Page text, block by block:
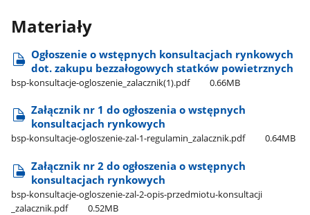
Materiały
Ogłoszenie o wstępnych konsultacjach rynkowych
dot. zakupu bezzałogowych statków powietrznych
bsp-konsultacje-ogloszenie​_zalacznik(1).pdf 0.66MB
Załącznik nr 1 do ogłoszenia o wstępnych
konsultacjach rynkowych
bsp-konsultacje-ogloszenie-zal-1-regulamin​_zalacznik.pdf 0.64MB
Załącznik nr 2 do ogłoszenia o wstępnych
konsultacjach rynkowych
bsp-konsultacje-ogloszenie-zal-2-opis-przedmiotu-konsultacji​
_zalacznik.pdf
0.52MB